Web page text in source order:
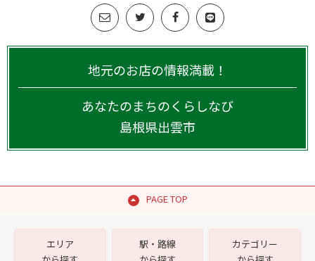
地元のお店の情報満載！
あなたのまちのくらしなび
島根県出雲市
PAGE TOP
エリア
駅・路線
カテゴリー